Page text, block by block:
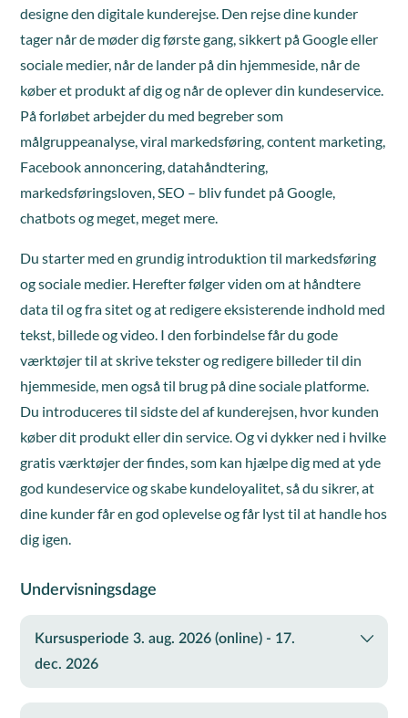
designe den digitale kunderejse. Den rejse dine kunder
tager når de møder dig første gang, sikkert på Google eller
sociale medier, når de lander på din hjemmeside, når de
køber et produkt af dig og når de oplever din kundeservice.
På forløbet arbejder du med begreber som
målgruppeanalyse, viral markedsføring, content marketing,
Facebook annoncering, datahåndtering,
markedsføringsloven, SEO – bliv fundet på Google,
chatbots og meget, meget mere.
Du starter med en grundig introduktion til markedsføring
og sociale medier. Herefter følger viden om at håndtere
data til og fra sitet og at redigere eksisterende indhold med
tekst, billede og video. I den forbindelse får du gode
værktøjer til at skrive tekster og redigere billeder til din
hjemmeside, men også til brug på dine sociale platforme.
Du introduceres til sidste del af kunderejsen, hvor kunden
køber dit produkt eller din service. Og vi dykker ned i hvilke
gratis værktøjer der findes, som kan hjælpe dig med at yde
god kundeservice og skabe kundeloyalitet, så du sikrer, at
dine kunder får en god oplevelse og får lyst til at handle hos
dig igen.
Undervisningsdage
Kursusperiode 3. aug. 2026 (online) - 17.
dec. 2026